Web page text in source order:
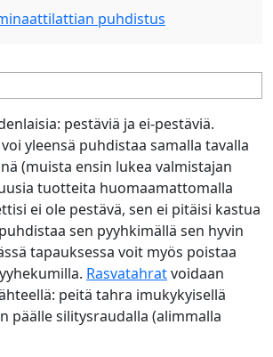
puhdistus
pestäviä ja ei-pestäviä.
yleensä puhdistaa samalla tavalla
(muista ensin lukea valmistajan
tuotteita huomaamattomalla
ei ole pestävä, sen ei pitäisi kastua
sen pyyhkimällä sen hyvin
tapauksessa voit myös poistaa
Rasvatahratvoidaan
peitä tahra imukykyisellä
päälle silitysraudalla (alimmalla